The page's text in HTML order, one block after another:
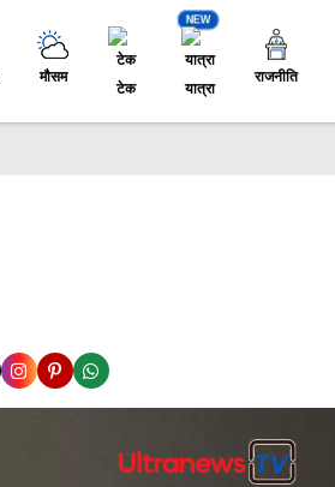
मौसम
टेक
NEW
यात्रा
राजनीति